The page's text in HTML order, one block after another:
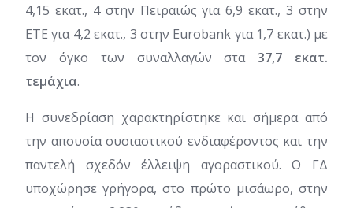
4,15 εκατ., 4 στην Πειραιώς για 6,9 εκατ., 3 στην
ΕΤΕ για 4,2 εκατ., 3 στην Eurobank για 1,7 εκατ.) με
τον όγκο των συναλλαγών στα37,7 εκατ.
τεμάχια.
Η συνεδρίαση χαρακτηρίστηκε και σήμερα από
την απουσία ουσιαστικού ενδιαφέροντος και την
παντελή σχεδόν έλλειψη αγοραστικού. Ο ΓΔ
υποχώρησε γρήγορα, στο πρώτο μισάωρο, στην